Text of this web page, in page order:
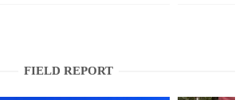
FIELD REPORT